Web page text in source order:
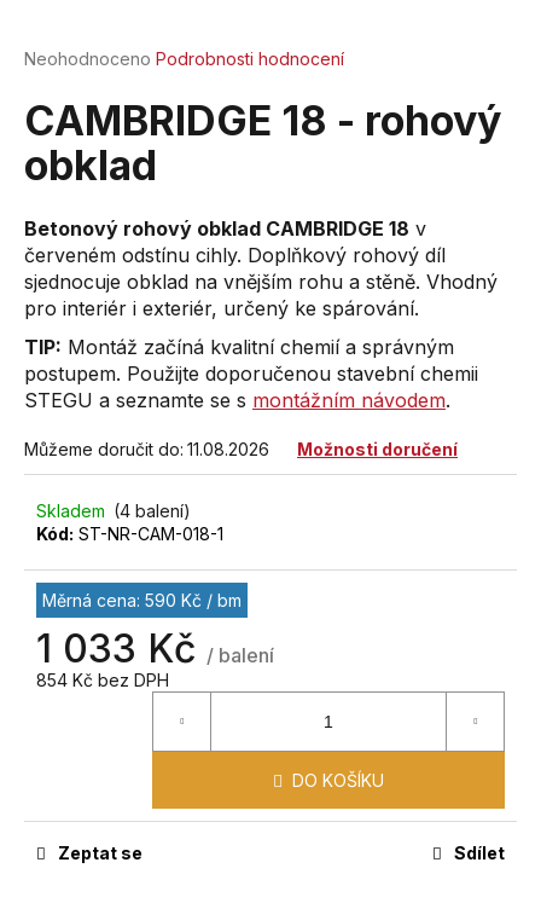
Průměrné
produktu
je
z
hvězdiček.
Neohodnoceno Podrobnosti hodnocení
CAMBRIDGE 18 - rohový
obklad
Betonový rohový obklad CAMBRIDGE 18 v
červeném odstínu cihly. Doplňkový rohový díl
sjednocuje obklad na vnějším rohu a stěně. Vhodný
pro interiér i exteriér, určený ke spárování.
TIP: Montáž začíná kvalitní chemií a správným
postupem. Použijte doporučenou stavební chemii
STEGU a seznamte se s montážním návodem.
Můžeme doručit do: 11.08.2026 Možnosti doručení
Skladem (4 balení)
Kód: ST-NR-CAM-018-1
Měrná cena: 590 Kč / bm
1 033 Kč / balení
854 Kč bez DPH
DO KOŠÍKU
Zeptat se Sdílet
j
t
?
HLEDAT
D
o
p
o
u
č
u
e
m
e